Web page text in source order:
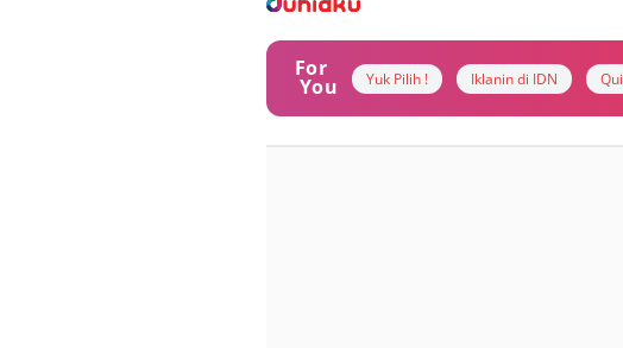
For
You Yuk Pilih ! Iklanin di IDN